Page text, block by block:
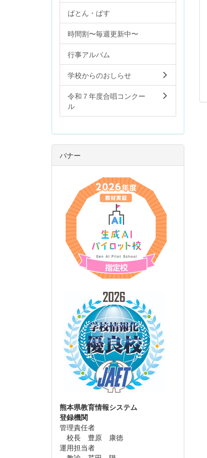
ばとん・ぱす
時間割〜毎週更新中〜
行事アルバム
学校からのおしらせ
令和７年度合唱コンクー
ル
バナー
熊本県教育情報システム
登録機関
管理責任者
校長 豊原 康徳
運用担当者